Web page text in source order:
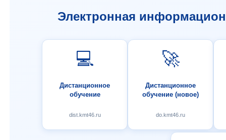
Электронная
💻
Дистанционное
обучение
dist.kmt46.ru
🚀
Дистанционное
обучение (новое)
do.kmt46.ru